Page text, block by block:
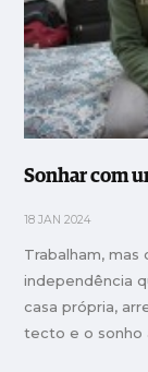
Sonhar com
18 JAN 2024
Trabalham, mas
independência
casa própria,
tecto e o sonho